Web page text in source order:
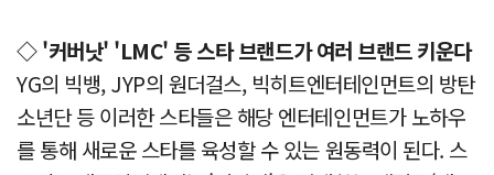
◇ '커버낫' 'LMC' 등 스타 브랜드가 여러 브랜드 키운다
YG의 빅뱅, JYP의 원더걸스, 빅히트엔터테인먼트의 방탄
소년단 등 이러한 스타들은 해당 엔터테인먼트가 노하우
를 통해 새로운 스타를 육성할 수 있는 원동력이 된다. 스